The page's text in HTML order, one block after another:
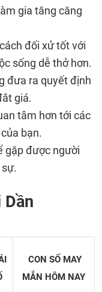
gia tăng căng
đối xử tốt với
sống dễ thở hơn.
đưa ra quyết định
giá.
tâm hơn tới các
bạn.
gặp được người
CON SỐ MAY
MẮN HÔM NAY